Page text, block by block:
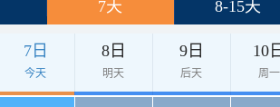
7天 8-15天
7日
今天
8日
明天
9日
后天
10
周一